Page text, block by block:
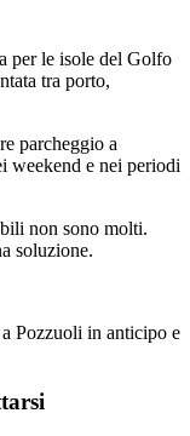
per le isole del Golfo
tra porto,
parcheggio a
weekend e nei periodi
non sono molti.
soluzione.
Pozzuoli in anticipo e